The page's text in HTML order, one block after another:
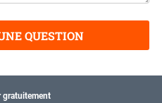
QUESTION
gratuitement